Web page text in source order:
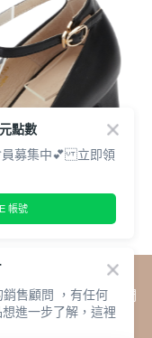
腦中放置並取用我們
更電腦的Cookie設
點數
員募集中💕 立即領
帳號
售顧問 ，有任何
進一步了解，這裡